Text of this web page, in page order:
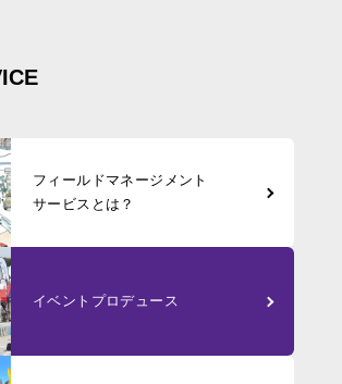
フィールドマネージメント
サービスとは？
イベント プロデュース